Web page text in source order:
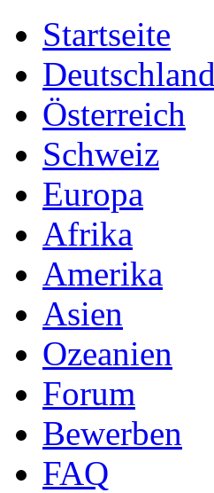
Startseite
Deutschland
Österreich
Schweiz
Europa
Afrika
Amerika
Asien
Ozeanien
Forum
Bewerben
FAQ